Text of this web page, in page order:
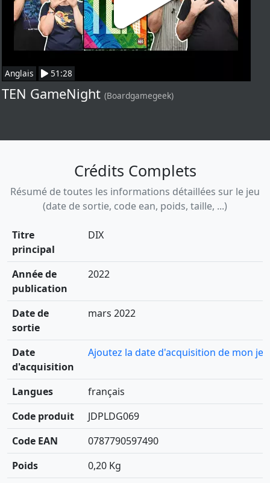
Anglais 51:28
TEN GameNight (Boardgamegeek)
Crédits Complets
Résumé de toutes les informations détaillées sur le jeu
(date de sortie, code ean, poids, taille, ...)
Titre
principal
DIX
Année de
publication
2022
Date de
sortie
mars 2022
Date
d'acquisition
Ajoutez la date d'acquisition de mon jeu
Langues
français
Code produit
JDPLDG069
Code EAN
0787790597490
Poids
0,20 Kg